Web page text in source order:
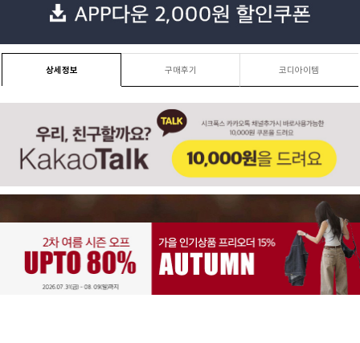
상세정보 구매후기 코디아이템